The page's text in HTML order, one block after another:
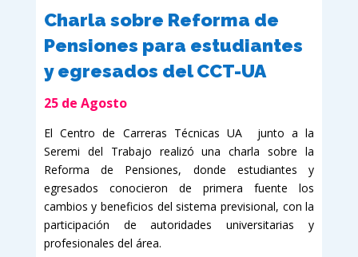
Charla sobre Reforma de
Pensiones para estudiantes
y egresados del CCT-UA
25 de Agosto
El Centro de Carreras Técnicas UA junto a la
Seremi del Trabajo realizó una charla sobre la
Reforma de Pensiones, donde estudiantes y
egresados conocieron de primera fuente los
cambios y beneficios del sistema previsional, con la
participación de autoridades universitarias y
profesionales del área.